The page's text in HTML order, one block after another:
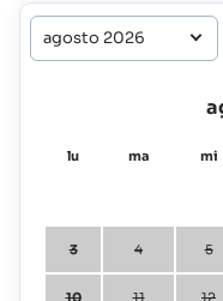
lu ma mi
3 4 5